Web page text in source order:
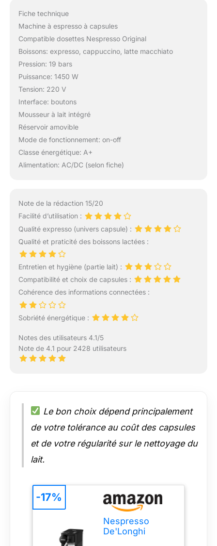
Fiche technique
Machine à espresso à capsules
Compatible dosettes Nespresso Original
Boissons: expresso, cappuccino, latte macchiato
Pression: 19 bars
Puissance: 1450 W
Tension: 220 V
Interface: boutons
Mousseur à lait intégré
Réservoir amovible
Mode de fonctionnement: on-off
Classe énergétique: A+
Alimentation: AC/DC (selon fiche)
Note de la rédaction 15/20
Facilité d’utilisation :
Qualité expresso (univers capsule) :
Qualité et praticité des boissons lactées :
Entretien et hygiène (partie lait) :
Compatibilité et choix de capsules :
Cohérence des informations connectées :
Sobriété énergétique :
Notes des utilisateurs 4.1/5
Note de 4.1 pour 2428 utilisateurs
Le bon choix dépend principalement
de votre tolérance au coût des capsules
et de votre régularité sur le nettoyage du
lait.
Nespresso
De'Longhi
-17%